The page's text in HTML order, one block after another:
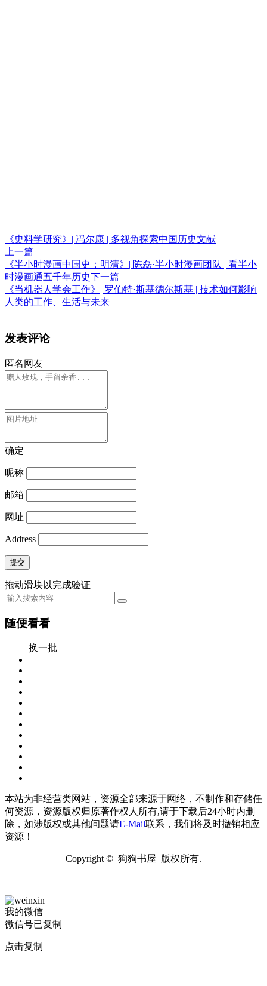
《史料学研究》| 冯尔康 | 多视角探索中国历史文献
上一篇
《半小时漫画中国史：明清》| 陈磊·半小时漫画团队 | 看半小
时漫画通五千年历史下一篇
《当机器人学会工作》| 罗伯特·斯基德尔斯基 | 技术如何影响
人类的工作、生活与未来
发表评论
匿名网友
确定
昵称
邮箱
网址
Address
提交
拖动滑块以完成验证
随便看看
换一批
本站为非经营类网站，资源全部来源于网络，不制作和存储任
何资源，资源版权归原著作权人所有,请于下载后24小时内删
除，如涉版权或其他问题请E-Mail联系，我们将及时撤销相应
资源！
Copyright © 狗狗书屋 版权所有.
我的微信
微信号已复制
点击复制